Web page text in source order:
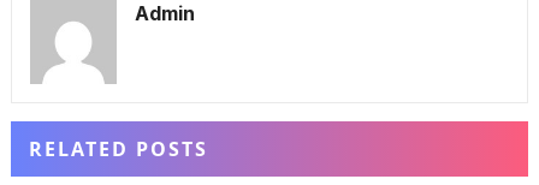
Admin
RELATED POSTS